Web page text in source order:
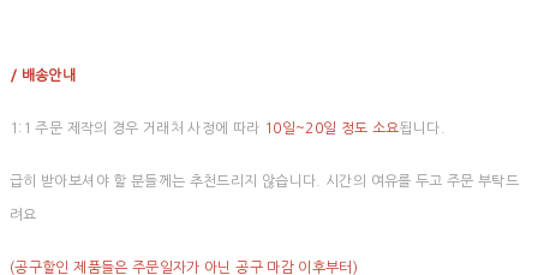
/ 배송안내
1:1 주문 제작의 경우 거래처 사정에 따라 10일~20일 정도 소요됩니다.
급히 받아보셔야 할 분들께는 추천드리지 않습니다. 시간의 여유를 두고 주문 부탁드
려요
(공구할인 제품들은 주문일자가 아닌 공구 마감 이후부터)